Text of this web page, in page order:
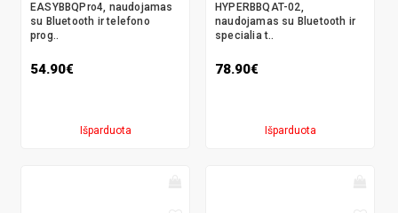
EASYBBQPro4, naudojamas
su Bluetooth ir telefono
prog..
54.90€
Išparduota
HYPERBBQAT-02,
naudojamas su Bluetooth ir
specialia t..
78.90€
Išparduota